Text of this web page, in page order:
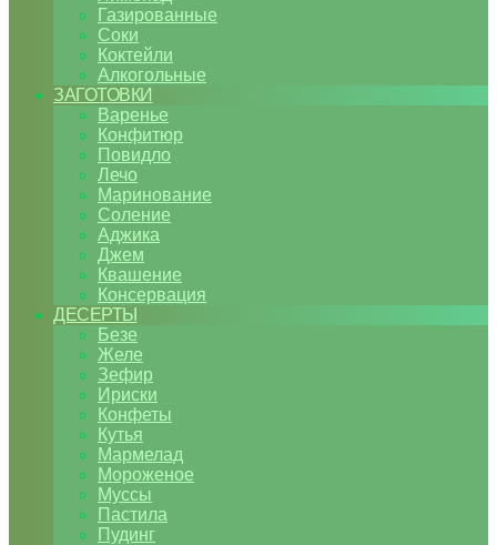
Газированные
Соки
Коктейли
Алкогольные
ЗАГОТОВКИ
Варенье
Конфитюр
Повидло
Лечо
Маринование
Соление
Аджика
Джем
Квашение
Консервация
ДЕСЕРТЫ
Безе
Желе
Зефир
Ириски
Конфеты
Кутья
Мармелад
Мороженое
Муссы
Пастила
Пудинг